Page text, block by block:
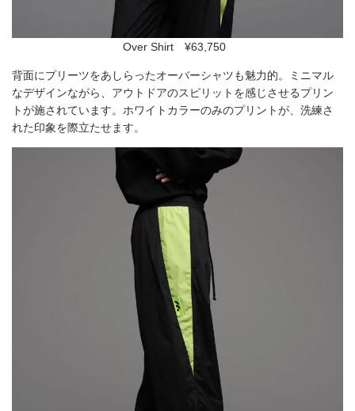
Over Shirt ¥63,750
背面にプリーツをあしらったオーバーシャツも魅力的。ミニマル
なデザインながら、アウトドアのスピリットを感じさせるプリン
トが施されています。ホワイトカラーのみのプリントが、洗練さ
れた印象を際立たせます。